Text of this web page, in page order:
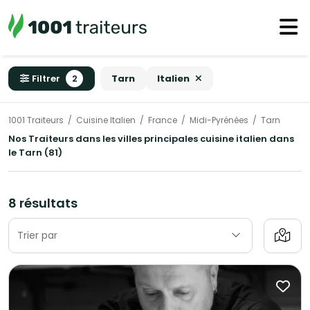
Filtrer 2 Tarn Italien
1001 Traiteurs Cuisine Italien France Midi-Pyrénées Tarn
Nos Traiteurs dans les villes principales cuisine italien dans
le Tarn (81)
8 résultats
Trier par